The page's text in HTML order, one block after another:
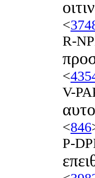
<
R-
<
V-
<846
P-